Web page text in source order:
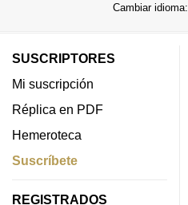
Cambiar idioma:
SUSCRIPTORES
Mi suscripción
Réplica en PDF
Hemeroteca
Suscríbete
REGISTRADOS